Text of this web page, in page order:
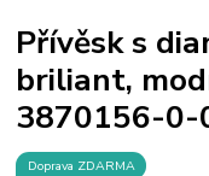
Přívěsk s
briliant,
3870156-0-
Doprava ZDARMA